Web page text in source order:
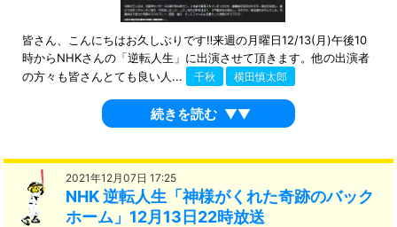
皆さん、こんにちはお久しぶりです‼️来週の月曜日12/13(月)午後10
時からNHKさんの「逆転人生」に出演させて頂きます。他の出演者
の方々も皆さんとても良い人...
千秋 横田慎太郎
続きを読む ▼▼
2021年12月07日 17:25
NHK 逆転人生「神様がくれた奇跡のバック
ホーム」12月13日22時放送